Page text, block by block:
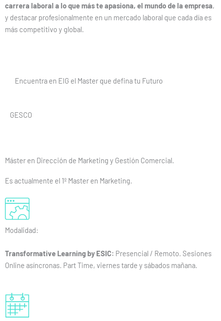
carrera laboral a lo que más te apasiona, el mundo de la empresa,
y destacar profesionalmente en un mercado laboral que cada día es
más competitivo y global.
Encuentra en EIG el Master que defina tu Futuro
GESCO
Máster en Dirección de Marketing y Gestión Comercial.
Es actualmente el 1º Master en Marketing.
Modalidad:
Transformative Learning by ESIC: Presencial / Remoto. Sesiones
Online asíncronas. Part Time, viernes tarde y sábados mañana.